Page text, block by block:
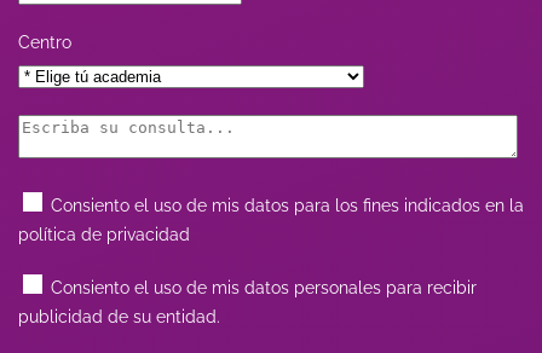
Centro
Consiento el uso de mis datos para los fines indicados en la
política de privacidad
Consiento el uso de mis datos personales para recibir
publicidad de su entidad.